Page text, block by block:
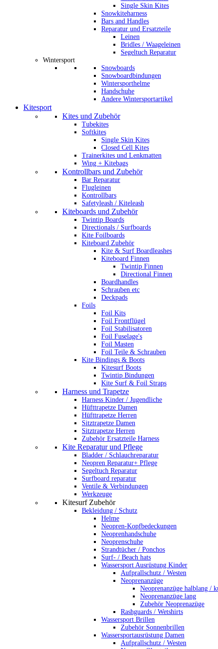
Single Skin Kites
Snowkiteharness
Bars and Handles
Reparatur und Ersatzteile
Leinen
Bridles / Waageleinen
Segeltuch Reparatur
Wintersport
Snowboards
Snowboardbindungen
Wintersporthelme
Handschuhe
Andere Wintersportartikel
Kitesport
Kites und Zubehör
Tubekites
Softkites
Single Skin Kites
Closed Cell Kites
Trainerkites und Lenkmatten
Wing + Kitebags
Kontrollbars und Zubehör
Bar Reparatur
Flugleinen
Kontrollbars
Safetyleash / Kiteleash
Kiteboards und Zubehör
Twintip Boards
Directionals / Surfboards
Kite Foilboards
Kiteboard Zubehör
Kite & Surf Boardleashes
Kiteboard Finnen
Twintip Finnen
Directional Finnen
Boardhandles
Schrauben etc
Deckpads
Foils
Foil Kits
Foil Frontflügel
Foil Stabilisatoren
Foil Fuselage's
Foil Masten
Foil Teile & Schrauben
Kite Bindings & Boots
Kitesurf Boots
Twintip Bindungen
Kite Surf & Foil Straps
Harness und Trapetze
Harness Kinder / Jugendliche
Hüfttrapetze Damen
Hüfttrapetze Herren
Sitztrapetze Damen
Sitztrapetze Herren
Zubehör Ersatzteile Harness
Kite Reparatur und Pflege
Bladder / Schlauchreparatur
Neopren Reparatur+ Pflege
Segeltuch Reparatur
Surfboard reparatur
Ventile & Verbindungen
Werkzeuge
Kitesurf Zubehör
Bekleidung / Schutz
Helme
Neopren-Kopfbedeckungen
Neoprenhandschuhe
Neoprenschuhe
Strandtücher / Ponchos
Surf- / Beach hats
Wassersport Ausrüstung Kinder
Aufprallschutz / Westen
Neoprenanzüge
Neoprenanzüge halblang /
Neoprenanzüge lang
Zubehör Neoprenazüge
Rashguards / Wetshirts
Wassersport Brillen
Zubehör Sonnenbrillen
Wassersportausrüstung Damen
Aufprallschutz / Westen